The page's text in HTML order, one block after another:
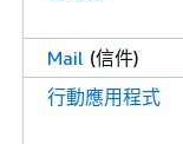
Mail (信件)
行動應用程式